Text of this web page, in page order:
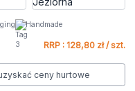
Handmade
RRP : 128,80 zł / szt.
ceny hurtowe